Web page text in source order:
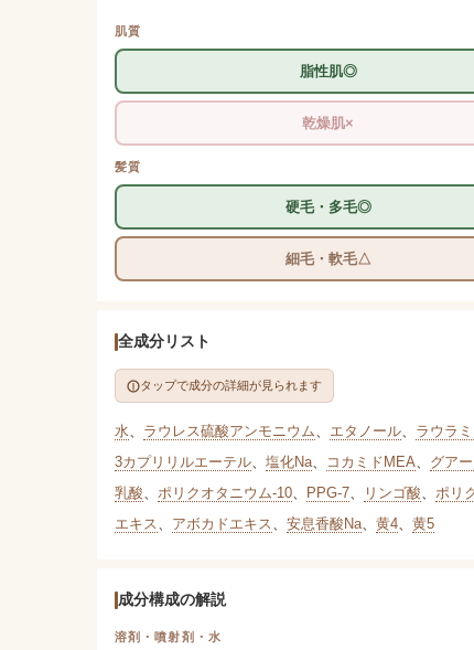
肌質
脂性肌◎
乾燥肌×
髪質
硬毛・多毛◎
細毛・軟毛△
全成分リスト
タップで成分の詳細が見られます
水、 ラウレス硫酸アンモニウム、 エタノール、 ラウラ
3カプリリルエーテル、 塩化Na、 コカミドMEA、 グア
乳酸、 ポリクオタニウム-10、 PPG-7、 リンゴ酸、 ポリ
エキス、 アボカドエキス、 安息香酸Na、 黄4、 黄5
成分構成の解説
溶剤・噴射剤・水